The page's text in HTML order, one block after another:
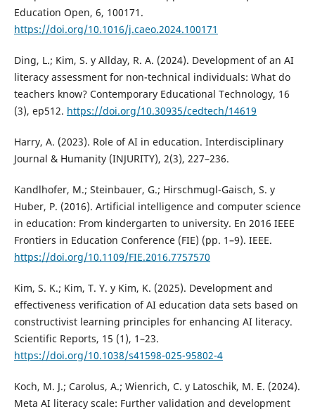
Education Open, 6, 100171.
https://doi.org/10.1016/j.caeo.2024.100171
Ding, L.; Kim, S. y Allday, R. A. (2024). Development of an AI
literacy assessment for non-technical individuals: What do
teachers know? Contemporary Educational Technology, 16
(3), ep512. https://doi.org/10.30935/cedtech/14619
Harry, A. (2023). Role of AI in education. Interdisciplinary
Journal & Humanity (INJURITY), 2(3), 227–236.
Kandlhofer, M.; Steinbauer, G.; Hirschmugl-Gaisch, S. y
Huber, P. (2016). Artificial intelligence and computer science
in education: From kindergarten to university. En 2016 IEEE
Frontiers in Education Conference (FIE) (pp. 1–9). IEEE.
https://doi.org/10.1109/FIE.2016.7757570
Kim, S. K.; Kim, T. Y. y Kim, K. (2025). Development and
effectiveness verification of AI education data sets based on
constructivist learning principles for enhancing AI literacy.
Scientific Reports, 15 (1), 1–23.
https://doi.org/10.1038/s41598-025-95802-4
Koch, M. J.; Carolus, A.; Wienrich, C. y Latoschik, M. E. (2024).
Meta AI literacy scale: Further validation and development